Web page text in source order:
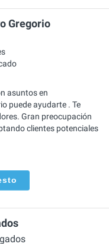
Gregorio
asuntos en
puede ayudarte . Te
Gran preocupación
clientes potenciales